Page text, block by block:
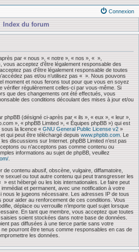
Connexion
Index du forum
par « nous », « notre », « nos », « »,
acceptez d’être légalement responsable des
pas d’être légalement responsable de toutes
pas et/ou n’utilisez pas « ». Nous pouvons
moment et nous ferons tout pour que vous en soyez
vérifier régulièrement celles-ci par vous-même. Si
que des changements ont été effectués, vous
des conditions découlant des mises à jour et/ou
phpBB (désigné ci-après par « ils », « eux », « leur »,
», « phpBB Limited », « Équipes phpBB ») qui est
la licence « GNU General Public License v2 »
qui peut être téléchargé depuis www.phpbb.com . Le
discussions sur Internet. phpBB Limited n’est pas
ou n’acceptons pas comme contenu ou
informations au sujet de phpBB, veuillez
de contenu abusif, obscène, vulgaire, diffamatoire,
sexuel ou tout autre contenu qui peut transgresser les
est hébergé ou les lois internationales. Le faire peut
et permanent, avec une notification à votre
nous le jugeons nécessaire. Les adresses IP de tous
aider au renforcement de ces conditions. Vous
déplace ou verrouille n’importe quel sujet lorsque
En tant que membre, vous acceptez que toutes
soient stockées dans notre base de données.
pas diffusées à une tierce partie sans votre
pourront être tenus comme responsables en cas de
les données.